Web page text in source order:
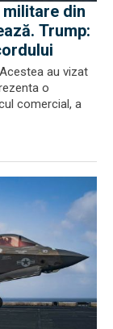
din
Trump:
au vizat
o
comercial, a